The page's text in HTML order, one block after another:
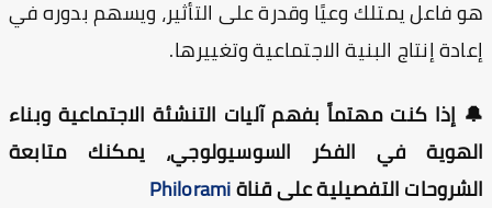
فاعل يمتلك وعيًا وقدرة على التأثير، ويسهم بدوره في
إنتاج البنية الاجتماعية وتغييرها.
إذا كنت مهتماً بفهم آليات التنشئة الاجتماعية وبناء
في الفكر السوسيولوجي، يمكنك متابعة
التفصيلية على قناةPhilorami